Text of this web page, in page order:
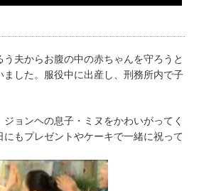
夫からお腹の中の赤ちゃんを守ろうと
ました。服役中に出産し、刑務所内で子
ョンヘの息子・ミヌをかわいがってく
もプレゼントやケーキで一緒に祝って